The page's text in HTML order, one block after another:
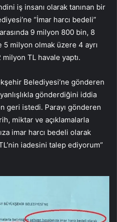
iş insanı olarak tanınan bir
“İmar harcı bedeli”
9 milyon 800 bin, 8
milyon olmak üzere 4 ayrı
TL havale yaptı.
Belediyesi’ne gönderen
gönderdiğini iddia
geri istedi. Parayı gönderen
miktar ve açıklamalarla
imar harcı bedeli olarak
iadesini talep ediyorum”